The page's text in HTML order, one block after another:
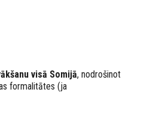
visā Somijā, nodrošinot
formalitātes (ja